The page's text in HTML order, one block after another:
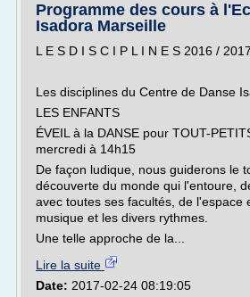
Programme des cours à
Isadora Marseille
L E S D I S C I P L I N E S 2016 / 2017
Les disciplines du Centre de Danse
LES ENFANTS
ÉVEIL à la DANSE pour TOUT-
mercredi à 14h15
De façon ludique, nous guiderons le
découverte du monde qui l'entoure,
avec toutes ses facultés, de l'espace
musique et les divers rythmes.
Une telle approche de la...
Lire la suite
Date: 2017-02-24 08:19:05